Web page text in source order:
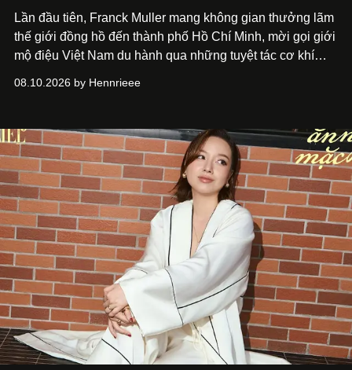
Lần đầu tiên, Franck Muller mang không gian thưởng lãm
thế giới đồng hồ đến thành phố Hồ Chí Minh, mời gọi giới
mộ điệu Việt Nam du hành qua những tuyệt tác cơ khí
vừa ra mắt tại sự kiện WPHH 2026.
08.10.2026 by Hennrieee